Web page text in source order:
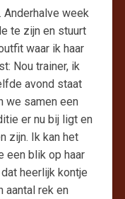
week
te zijn en stuurt
waar ik haar
Nou trainer, ik
avond staat
we samen een
er nu bij ligt en
zijn. Ik kan het
een blik op haar
heerlijk kontje
aantal rek en